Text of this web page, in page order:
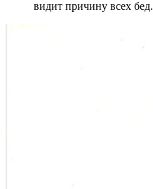
видит причину всех бед.